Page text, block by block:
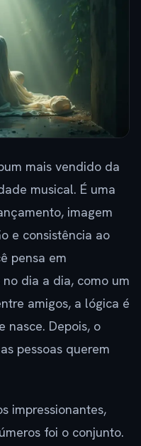
mais vendido da
musical. É uma
imagem
e consistência ao
pensa em
dia a dia, como um
amigos, a lógica é
nasce. Depois, o
pessoas querem
impressionantes,
foi o conjunto.